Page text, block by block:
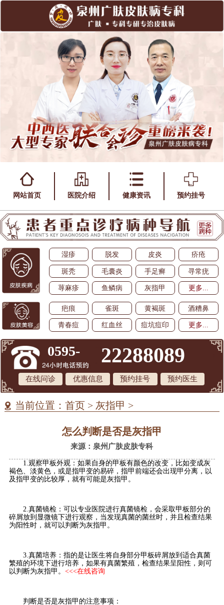
网站首页 医院介绍 健康资讯 预约挂号
湿疹 脱发 皮炎 疥疮
斑秃 毛囊炎 手足癣 寻常疣
荨麻疹 鱼鳞病 灰指甲 更多...
疤痕 雀斑 黄褐斑 酒糟鼻
青春痘 红血丝 痘坑痘印 更多...
0595- 22288089
在线问诊 优惠信息 预约挂号 预约医生
当前位置： 首页 > 灰指甲 >
怎么判断是否是灰指甲
来源：泉州广肤皮肤专科
1.观察甲板外观：如果自身的甲板有颜色的改变，比如变成灰
褐色、淡黄色，或是指甲变的易碎，指甲前端还会出现甲分离，以
及指甲变的比较厚，就有可能是灰指甲。
2.真菌镜检：可以专业医院进行真菌镜检，会采取甲板部分的
碎屑放到显微镜下进行观察，当发现真菌的菌丝时，并且检查结果
为阳性时，就可以判断为灰指甲。
3.真菌培养：指的是让医生将自身部分甲板碎屑放到适合真菌
繁殖的环境下进行培养，如果有真菌繁殖，检查结果呈阳性，则可
以判断为灰指甲。 <<<在线咨询
判断是否是灰指甲的注意事项：